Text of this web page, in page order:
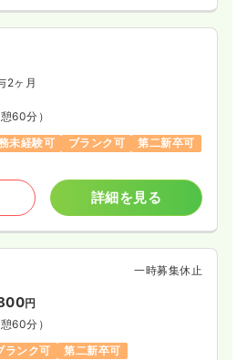
2ヶ月
憩60分）
未経験可 ブランク可
第二新卒可
詳細を見る
一時募集休止
円
憩60分）
ランク可 第二新卒可